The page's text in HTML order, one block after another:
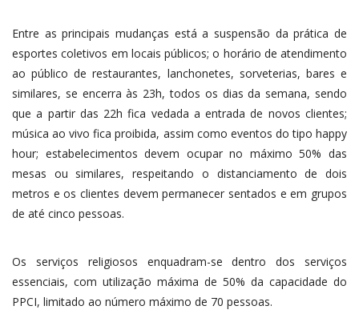
Entre as principais mudanças está a suspensão da prática de
esportes coletivos em locais públicos; o horário de atendimento
ao público de restaurantes, lanchonetes, sorveterias, bares e
similares, se encerra às 23h, todos os dias da semana, sendo
que a partir das 22h fica vedada a entrada de novos clientes;
música ao vivo fica proibida, assim como eventos do tipo happy
hour; estabelecimentos devem ocupar no máximo 50% das
mesas ou similares, respeitando o distanciamento de dois
metros e os clientes devem permanecer sentados e em grupos
de até cinco pessoas.
Os serviços religiosos enquadram-se dentro dos serviços
essenciais, com utilização máxima de 50% da capacidade do
PPCI, limitado ao número máximo de 70 pessoas.